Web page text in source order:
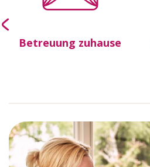
Betreuung zuhause